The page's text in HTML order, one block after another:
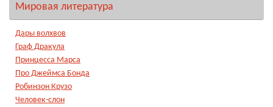
Мировая литература
Дары волхвов
Граф Дракула
Принцесса Марса
Про Джеймса Бонда
Робинзон Крузо
Человек-слон